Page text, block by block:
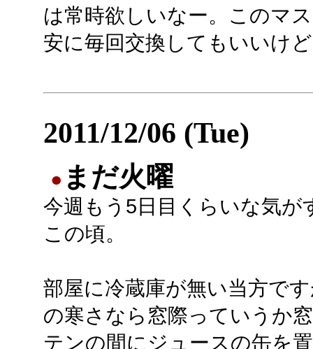
は常時欲しいなー。このマ
安に毎回交換してもいいけ
2011/12/06 (Tue)
● まだ火曜
今週もう5日目くらいな気が
この頃。
部屋に冷蔵庫が無い当方で
の寒さなら窓際っていうか
テンの間にジュースの缶を